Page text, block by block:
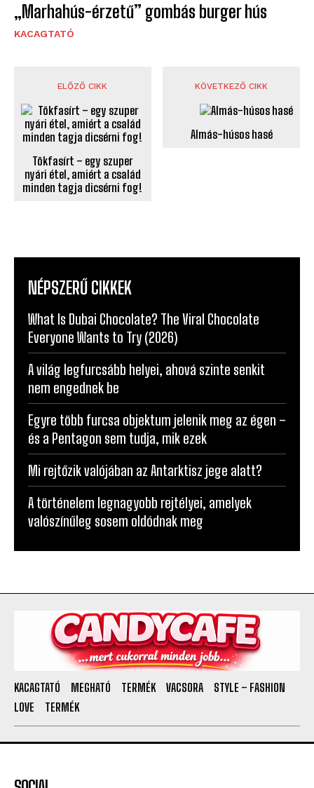
„Marhahús-érzetű” gombás burger hús
KACAGTATÓ
ELŐZŐ CIKK
Tökfasírt – egy szuper
nyári étel, amiért a család
minden tagja dicsérni fog!
KÖVETKEZŐ CIKK
Almás-húsos hasé
NÉPSZERŰ CIKKEK
What Is Dubai Chocolate? The Viral Chocolate
Everyone Wants to Try (2026)
A világ legfurcsább helyei, ahová szinte senkit
nem engednek be
Egyre több furcsa objektum jelenik meg az égen –
és a Pentagon sem tudja, mik ezek
Mi rejtőzik valójában az Antarktisz jege alatt?
A történelem legnagyobb rejtélyei, amelyek
valószínűleg sosem oldódnak meg
KACAGTATÓ MEGHATÓ TERMÉK VACSORA
STYLE – FASHION
LOVE
TERMÉK